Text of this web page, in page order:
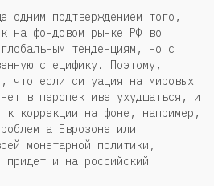
одним подтверждением того,
на фондовом рынке РФ во
тенденциям, но с
специфику. Поэтому,
что если ситуация на мировых
в перспективе ухудшаться, и
к коррекции на фоне, например,
а Еврозоне или
монетарной политики,
придет и на российский